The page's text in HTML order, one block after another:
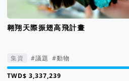
翱翔天際振翅高飛計畫
集資 #議題 #動物
集資進度 129%